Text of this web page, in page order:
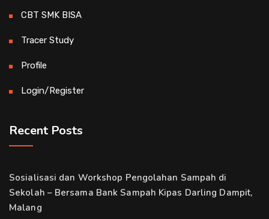
CBT SMK BISA
Tracer Study
Profile
Login/Register
Recent Posts
Sosialisasi dan Workshop Pengolahan Sampah di
Sekolah – Bersama Bank Sampah Kipas Darling Dampit,
Malang